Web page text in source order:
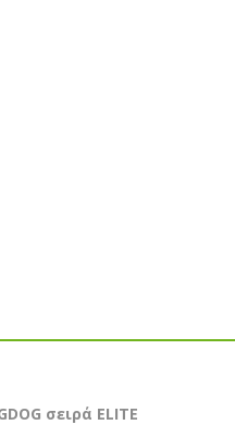
σειρά ELITE